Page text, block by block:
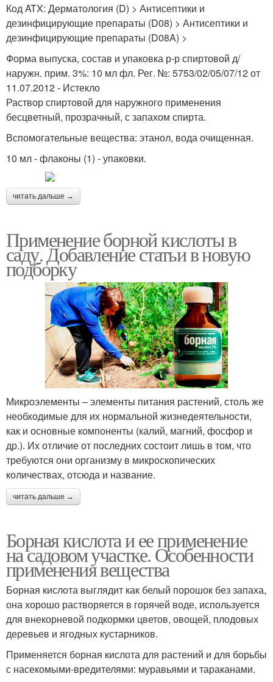
Код ATX: Дерматология (D) > Антисептики и
дезинфицирующие препараты (D08) > Антисептики и
дезинфицирующие препараты (D08A) >
Форма выпуска, состав и упаковка р-р спиртовой д/
наружн. прим. 3%: 10 мл фл. Рег. №: 5753/02/05/07/12 от
11.07.2012 - Истекло
Раствор спиртовой для наружного применения
бесцветный, прозрачный, с запахом спирта.
Вспомогательные вещества: этанол, вода очищенная.
10 мл - флаконы (1) - упаковки.
читать дальше →
Применение борной кислоты в
саду. Добавление статьи в новую
подборку
Микроэлементы – элементы питания растений, столь же
необходимые для их нормальной жизнедеятельности,
как и основные компоненты (калий, магний, фосфор и
др.). Их отличие от последних состоит лишь в том, что
требуются они организму в микроскопических
количествах, отсюда и название.
читать дальше →
Борная кислота и ее применение
на садовом участке. Особенности
применения вещества
Борная кислота выглядит как белый порошок без запаха,
она хорошо растворяется в горячей воде, используется
для внекорневой подкормки цветов, овощей, плодовых
деревьев и ягодных кустарников.
Применяется борная кислота для растений и для борьбы
с насекомыми-вредителями: муравьями и тараканами.